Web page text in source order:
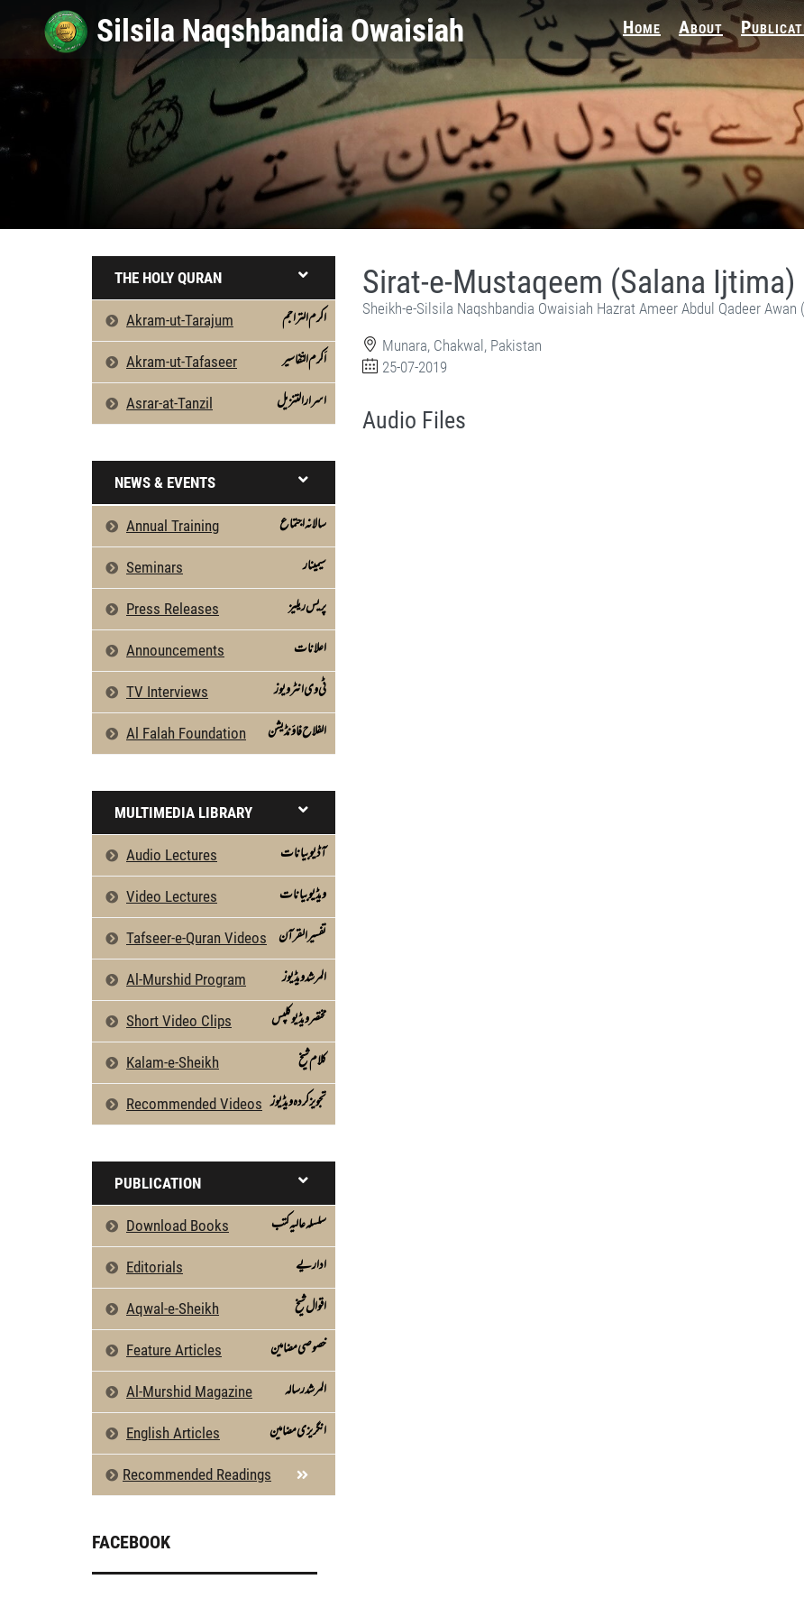
Home About
THE HOLY QURAN
Akram-ut-Tarajum اکرم التراجم
Akram-ut-Tafaseer اَکرم التّفاسیر
Asrar-at-Tanzil اسرارالتنزیل
NEWS & EVENTS
Annual Training سالانہ اجتماع
Seminars سیمینار
Press Releases پریس ریلیز
Announcements اعلانات
TV Interviews ٹی وی انٹرویوز
Al Falah Foundation الفلاح فاؤنڈیشن
MULTIMEDIA LIBRARY
Audio Lectures آڈیو بیانات
Video Lectures ویڈیو بیانات
Tafseer-e-Quran Videos تفسیرالقرآن
Al-Murshid Program المرشد ویڈیوز
Short Video Clips مختصر ویڈیو کلپس
Kalam-e-Sheikh كلام شیخ
Recommended Videos تجویز کردہ ویڈیوز
PUBLICATION
Download Books سلسلہ عالیہ کتب
Editorials اداریے
Aqwal-e-Sheikh اقوال شیخ
Feature Articles خصوصی مضامین
Al-Murshid Magazine المرشد رسالہ
English Articles انگریزی مضامین
Recommended Readings
FACEBOOK
Sirat-e-Mustaqeem (Salana Ijtima)
Sheikh-e-Silsila Naqshbandia Owaisiah Hazrat Ameer Abdul Qadeer Awan
Munara, Chakwal, Pakistan
25-07-2019
Audio Files